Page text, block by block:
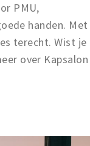
PMU,
handen. Met
terecht. Wist je
over Kapsalon